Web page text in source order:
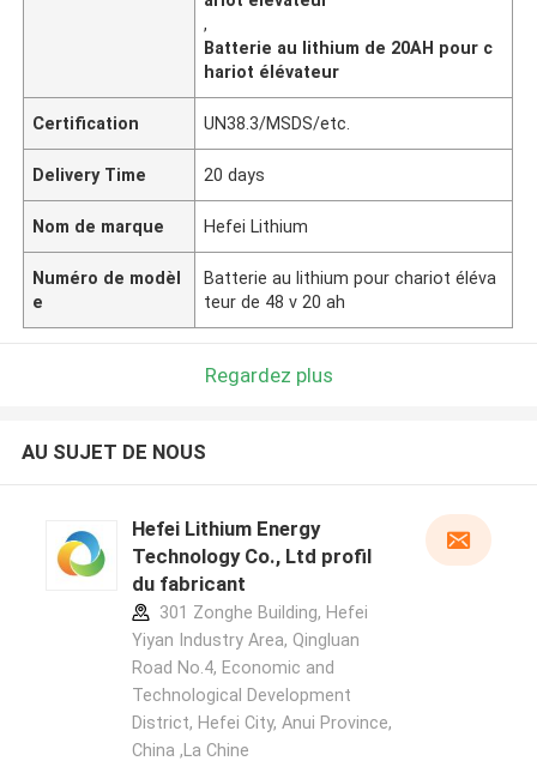
,
Batterie au lithium de 20AH pour c
hariot élévateur
Certification UN38.3/MSDS/etc.
Delivery Time 20 days
Nom de marque Hefei Lithium
Numéro de modèl
e
Batterie au lithium pour chariot éléva
teur de 48 v 20 ah
Regardez plus
AU SUJET DE NOUS
Hefei Lithium Energy
Technology Co., Ltd profil
du fabricant
301 Zonghe Building, Hefei
Yiyan Industry Area, Qingluan
Road No.4, Economic and
Technological Development
District, Hefei City, Anui Province,
China ,La Chine